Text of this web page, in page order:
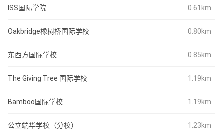
ISS国际学院 0.61km
Oakbridge橡树桥国际学校 0.80km
东西方国际学校 0.85km
The Giving Tree 国际学校 1.19km
Bamboo国际学校 1.19km
公立端华学校（分校） 1.23km